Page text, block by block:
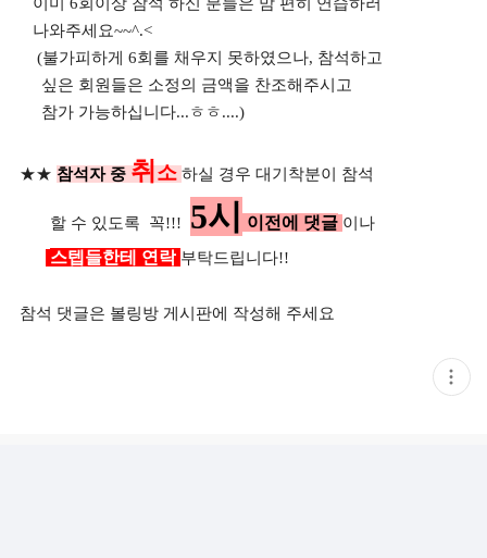
나와주세요~~^.<
(불가피하게 6회를 채우지 못하였으나, 참석하고
싶은 회원들은 소정의 금액을 찬조해주시고
참가 가능하십니다...ㅎㅎ....)
★★ 참석자 중 취소 하실 경우 대기착분이 참석
할 수 있도록 꼭!!! 5시 이전에 댓글 이나
스텝들한테 연락 부탁드립니다!!
참석 댓글은 볼링방 게시판에 작성해 주세요
현
재